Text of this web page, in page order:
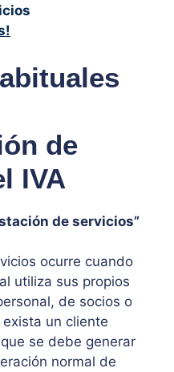
de
IVA
de servicios”
ocurre cuando
utiliza sus propios
de socios o
un cliente
se debe generar
normal de